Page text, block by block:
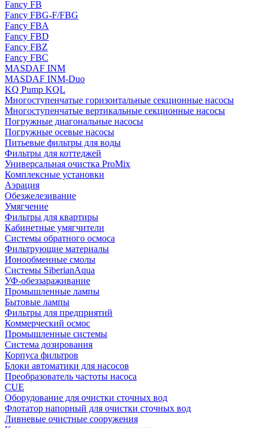
Fancy FB
Fancy FBG-F/FBG
Fancy FBA
Fancy FBD
Fancy FBZ
Fancy FBC
MASDAF INM
MASDAF INM-Duo
KQ Pump KQL
Многоступенчатые горизонтальные секционные насосы
Многоступенчатые вертикальные секционные насосы
Погружные диагональные насосы
Погружные осевые насосы
Питьевые фильтры для воды
Фильтры для коттеджей
Универсальная очистка ProMix
Комплексные установки
Аэрация
Обезжелезивание
Умягчение
Фильтры для квартиры
Кабинетные умягчители
Системы обратного осмоса
Фильтрующие материалы
Ионообменные смолы
Системы SiberianAqua
УФ-обеззараживание
Промышленные лампы
Бытовые лампы
Фильтры для предприятий
Коммерческий осмос
Промышленные системы
Система дозирования
Корпуса фильтров
Блоки автоматики для насосов
Преобразователь частоты насоса
CUE
Оборудование для очистки сточных вод
Флотатор напорный для очистки сточных вод
Ливневые очистные сооружения